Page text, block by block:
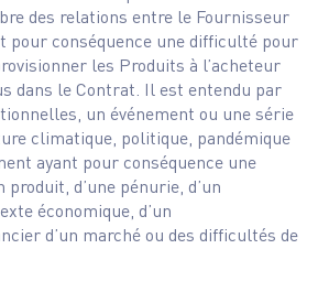
des relations entre le Fournisseur
pour conséquence une difficulté pour
les Produits à l’acheteur
dans le Contrat. Il est entendu par
un événement ou une série
climatique, politique, pandémique
ayant pour conséquence une
d’une pénurie, d’un
économique, d’un
d’un marché ou des difficultés de